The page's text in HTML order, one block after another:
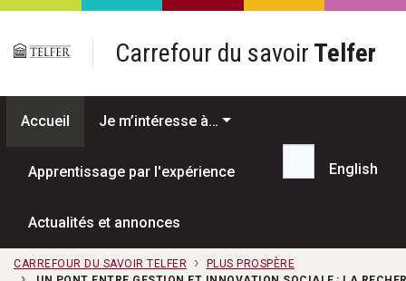
Passer au contenu principal
Carrefour du savoir Telfer
Accueil Je m’intéresse à…
Apprentissage par l'expérience
Actualités et annonces
Recherche...
English
CARREFOUR DU SAVOIR TELFER
PLUS PROSPÈRE